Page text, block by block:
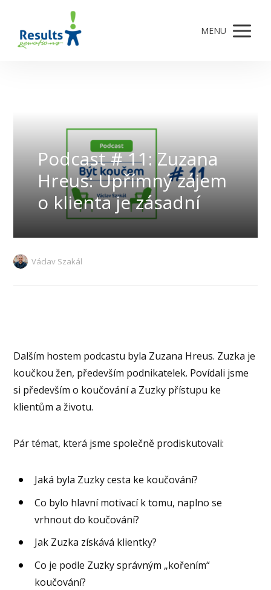
MENU
Podcast # 11: Zuzana
Hreus: Upřímný zájem
o klienta je zásadní
Václav Szakál
Dalším hostem podcastu byla Zuzana Hreus. Zuzka je
koučkou žen, především podnikatelek. Povídali jsme
si především o koučování a Zuzky přístupu ke
klientům a životu.
Pár témat, která jsme společně prodiskutovali:
Jaká byla Zuzky cesta ke koučování?
Co bylo hlavní motivací k tomu, naplno se
vrhnout do koučování?
Jak Zuzka získává klientky?
Co je podle Zuzky správným „kořením“
koučování?